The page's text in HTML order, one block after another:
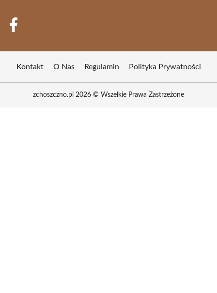
Kontakt O Nas Regulamin Polityka Prywatności
zchoszczno.pl 2026 © Wszelkie Prawa Zastrzeżone